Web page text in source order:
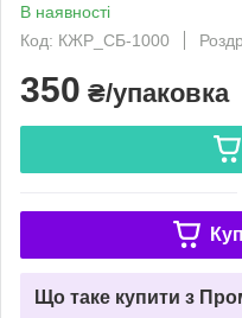
В наявності
Код: КЖР_СБ-1000
350 ₴/упаковка
Що таке купити з